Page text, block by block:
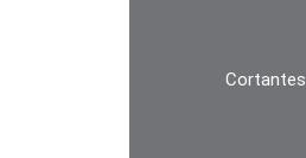
Cortantes